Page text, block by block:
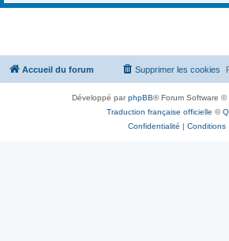
Accueil du forum Supprimer les cookies
Développé parphpBB® Forum Software ©
Traduction française officielle ©
Confidentialité | Conditions